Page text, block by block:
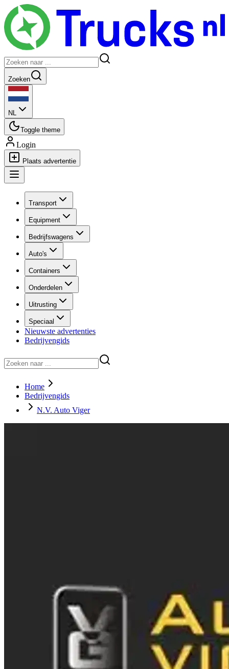
Zoeken
NL
Toggle theme
Login
Plaats advertentie
Transport
Equipment
Bedrijfswagens
Auto's
Containers
Onderdelen
Uitrusting
Speciaal
Nieuwste advertenties
Bedrijvengids
Home
Bedrijvengids
N.V. Auto Viger